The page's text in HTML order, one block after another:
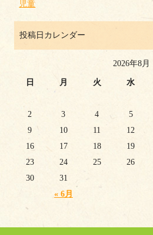
児童
投稿日カレンダー
2026年8月
日 月 火 水
« 6月
2
3 4 5
9
10 11 12
16
17 18 19
23
24 25 26
30
31